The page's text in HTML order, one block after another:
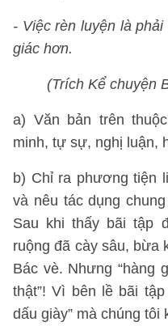
- Việc rèn luyện là
giác hơn.
(Trích Kể chuyện
a) Văn bản trên
minh, tự sự, nghị luận,
b) Chỉ ra phương tiện
và nêu tác dụng
Sau khi thấy bãi tập
ruộng đã cày sâu, bừa
Bác vè. Nhưng “hàng
thật”! Vì bên lề bãi
dấu giày” mà chúng tôi